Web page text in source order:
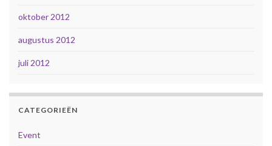
oktober 2012
augustus 2012
juli 2012
CATEGORIEËN
Event